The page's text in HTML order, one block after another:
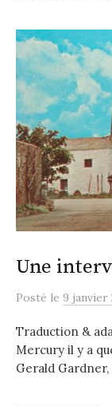
Une
Posté le 9 janvier
Traduction &
Mercury il y a
Gerald